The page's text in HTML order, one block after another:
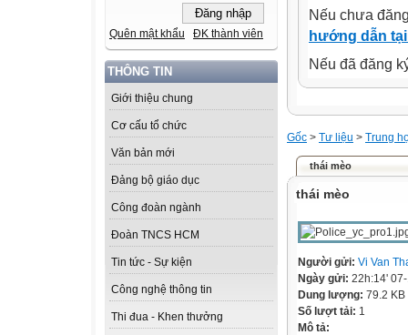
Quên mật khẩu ĐK thành viên
THÔNG TIN
Giới thiệu chung
Cơ cấu tổ chức
Văn bản mới
Đảng bộ giáo dục
Công đoàn ngành
Đoàn TNCS HCM
Tin tức - Sự kiện
Công nghệ thông tin
Thi đua - Khen thưởng
Nếu chưa
hướng dẫn
Nếu đã đăng
Gốc > Tư liệu > Trung
thái mèo
thái mèo
Người gửi: Vi Van
Ngày gửi: 22h:14'
Dung lượng: 79.2 KB
Số lượt tải: 1
Mô tả: